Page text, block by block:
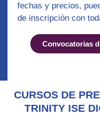
fechas y precios,
de inscripción con
Convocatorias
CURSOS DE
TRINITY ISE